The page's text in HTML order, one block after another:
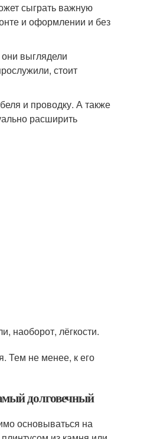
сыграть важную
и оформлении и без
выглядели
стоит
и проводку. А также
расширить
наоборот, лёгкости.
Тем не менее, к его
долговечный
основываться на